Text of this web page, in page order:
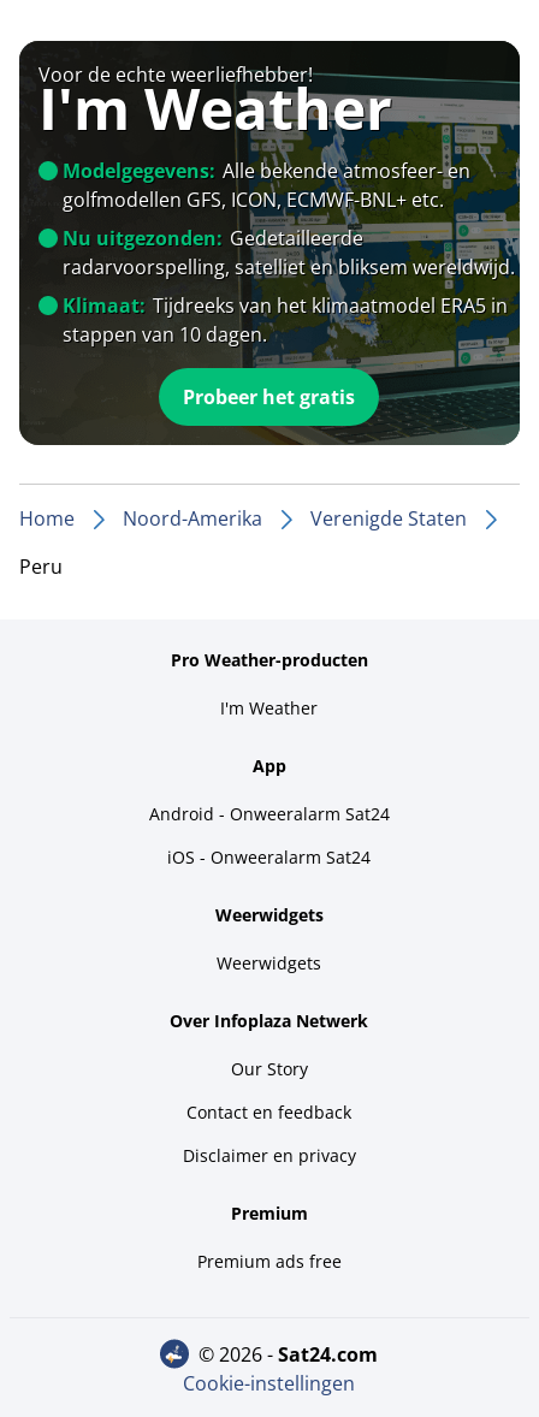
Voor de echte weerliefhebber!
I'm Weather
Modelgegevens: Alle bekende atmosfeer- en
golfmodellen GFS, ICON, ECMWF-BNL+ etc.
Nu uitgezonden: Gedetailleerde
radarvoorspelling, satelliet en bliksem wereldwijd.
Klimaat: Tijdreeks van het klimaatmodel ERA5 in
stappen van 10 dagen.
Probeer het gratis
Home Noord-Amerika
Verenigde Staten
Peru
Pro Weather-producten
I'm Weather
App
Android - Onweeralarm Sat24
iOS - Onweeralarm Sat24
Weerwidgets
Weerwidgets
Over Infoplaza Netwerk
Our Story
Contact en feedback
Disclaimer en privacy
Premium
Premium ads free
© 2026 - sat24.com
Cookie-instellingen